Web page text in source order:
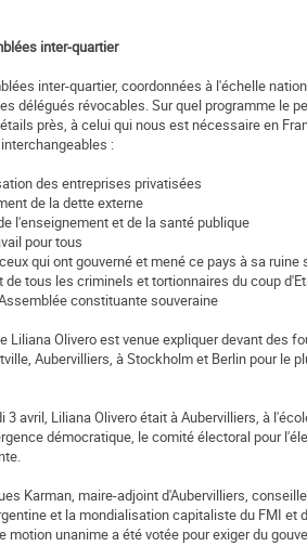
inter-quartier
inter-quartier, coordonnées à l'échelle
délégués révocables. Sur quel programme le
près, à celui qui nous est nécessaire en
:
des entreprises privatisées
de la dette externe
l'enseignement et de la santé publique
pour tous
qui ont gouverné et mené ce pays à sa ruine
de tous les criminels et tortionnaires du coup
constituante souveraine
Liliana Olivero est venue expliquer devant des
Aubervilliers, à Stockholm et Berlin pour le
3 avril, Liliana Olivero était à Aubervilliers, à
démocratique, le comité électoral pour
Karman, maire-adjoint d'Aubervilliers,
et la mondialisation capitaliste du FMI
motion unanime a été votée pour exiger du